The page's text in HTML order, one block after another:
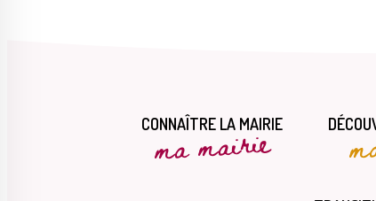
CONNAÎTRE LA MAIRIE
ma mairie